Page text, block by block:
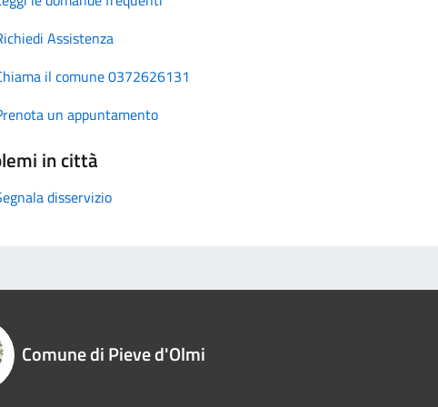
Assistenza
il comune 0372626131
un appuntamento
in città
disservizio
Comune di Pieve d'Olmi